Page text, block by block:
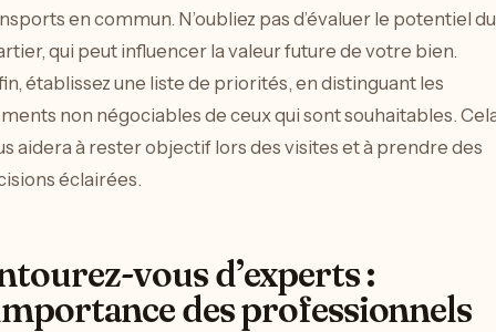
en commun. N’oubliez pas d’évaluer le potentiel du
qui peut influencer la valeur future de votre bien.
établissez une liste de priorités, en distinguant les
non négociables de ceux qui sont souhaitables.
aidera à rester objectif lors des visites et à prendre des
éclairées.
vous d’experts :
des professionnels